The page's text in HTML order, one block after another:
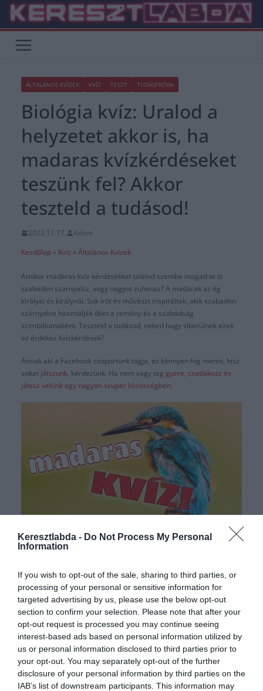
Keresztlabda - Do Not Process My Personal
Information
If you wish to opt-out of the sale, sharing to third parties, or
processing of your personal or sensitive information for
targeted advertising by us, please use the below opt-out
section to confirm your selection. Please note that after your
opt-out request is processed you may continue seeing
interest-based ads based on personal information utilized by
us or personal information disclosed to third parties prior to
your opt-out. You may separately opt-out of the further
disclosure of your personal information by third parties on the
IAB’s list of downstream participants. This information may
Skip
content
ÁLTALÁNOS KVÍZEK KVÍZ TESZT TUDÁSPRÓBA
Biológia kvíz: Uralod a
helyzetet akkor is, ha
madaras kvízkérdéseket
teszünk fel? Akkor
teszteld a tudásod!
2022.11.17.
Adam
Kezdőlap » Kvíz » Általános Kvízek
Amikor madaras kvíz kérdésekkel találod szembe magad te is
szabadon szárnyalsz, vagy nagyot zuhansz? A madarak az ég
királyai és királynői. Sok írót és művészt inspiráltak, akik szabadon
szárnyalva használják őket a remény és a szabadság
szimbólumaként. Teszteld a tudásod, neked hogy sikerülnek ezek
az érdekes kvízkérdések?
Annak aki a Facebook csoportunk tagja, ez könnyen fog menni, hisz
sokat játszunk, kérdezünk. Ha nem vagy tag gyere, csatlakozz és
játssz velünk egy nagyon szuper közösségben.
Hirdetés